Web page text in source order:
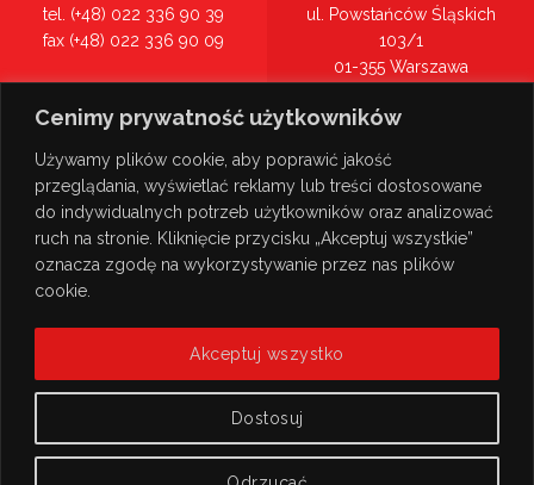
Cenimy prywatność użytkowników
Używamy plików cookie, aby poprawić jakość
przeglądania, wyświetlać reklamy lub treści dostosowane
do indywidualnych potrzeb użytkowników oraz analizować
ruch na stronie. Kliknięcie przycisku „Akceptuj wszystkie”
oznacza zgodę na wykorzystywanie przez nas plików
cookie.
Dostosuj
Akceptuj wszystko
tel. (+48) 022 336 90 39
fax (+48) 022 336 90 09
tel. (+48) 022 336 90 00
ul. Powstańców Śląskich
103/1
01-355 Warszawa
Zobacz na mapie >